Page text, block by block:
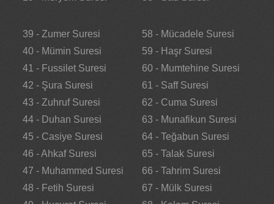
39 - Zumer Suresi
40 - Mümin Suresi
41 - Fussilet Suresi
42 - Şura Suresi
43 - Zuhruf Suresi
44 - Duhan Suresi
45 - Casiye Suresi
46 - Ahkaf Suresi
47 - Muhammed Suresi
48 - Fetih Suresi
58 - Mücadele Suresi
59 - Haşr Suresi
60 - Mumtehine Suresi
61 - Saff Suresi
62 - Cuma Suresi
63 - Munafikun Suresi
64 - Teğabun Suresi
65 - Talak Suresi
66 - Tahrim Suresi
67 - Mülk Suresi